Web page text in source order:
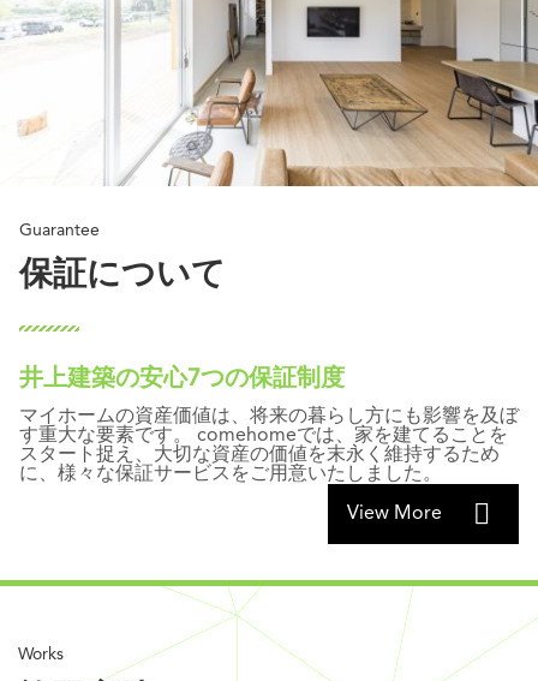
保証について
井上建築の安心7つの保証制度
マイホームの資産価値は、将来の暮らし方にも影響を及ぼ
す重大な要素です。 comehomeでは、家を建てることを
スタート捉え、大切な資産の価値を末永く維持するため
に、様々な保証サービスをご用意いたしました。
View More